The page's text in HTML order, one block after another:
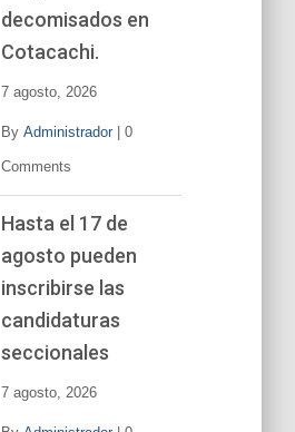
decomisados en
Cotacachi.
7 agosto, 2026
By Administrador| 0
Comments
Hasta el 17 de
agosto pueden
inscribirse las
candidaturas
seccionales
7 agosto, 2026